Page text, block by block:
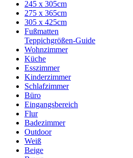
245 x 305cm
275 x 365cm
305 x 425cm
Fußmatten
Teppichgrößen-Guide
Wohnzimmer
Küche
Esszimmer
Kinderzimmer
Schlafzimmer
Büro
Eingangsbereich
Flur
Badezimmer
Outdoor
Weiß
Beige